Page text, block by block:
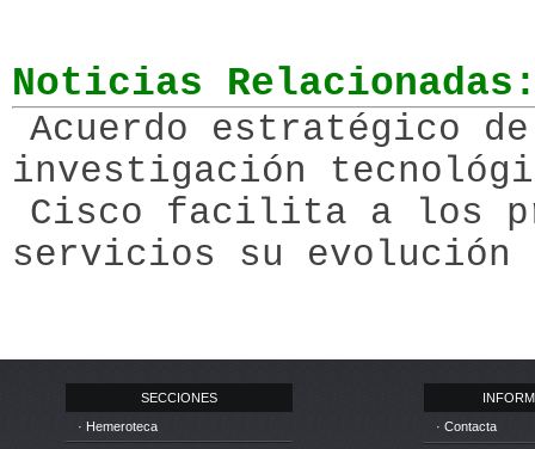
Noticias
Acuerdo estratégico
investigación
Cisco facilita a los
servicios su evolución
SECCIONES
· Hemeroteca
· Contacta